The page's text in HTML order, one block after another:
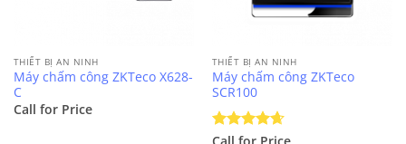
THIẾT BỊ AN NINH
Máy chấm công ZKTeco X628-
C
Call for Price
THIẾT BỊ AN NINH
Máy chấm công ZKTeco
SCR100
Được xếp
Call for Price